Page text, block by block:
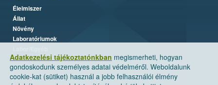
Adatkezelési tájékoztatónkban megismerheti, hogyan
gondoskodunk személyes adatai védelméről. Weboldalunk
cookie-kat (sütiket) használ a jobb felhasználói élmény
Élelmiszer
Állat
Növény
Laboratóriumok